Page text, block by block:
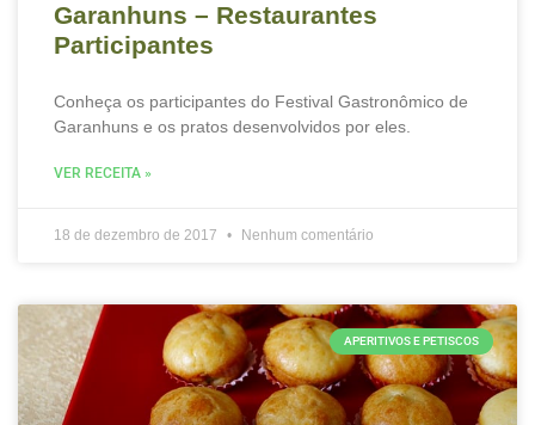
Garanhuns – Restaurantes
Participantes
Conheça os participantes do Festival Gastronômico de
Garanhuns e os pratos desenvolvidos por eles.
VER RECEITA »
18 de dezembro de 2017 Nenhum comentário
APERITIVOS E PETISCOS